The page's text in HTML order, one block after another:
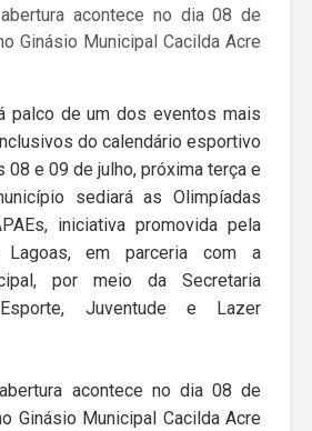
acontece no dia 08 de
Ginásio Municipal Cacilda Acre
palco de um dos eventos mais
do calendário esportivo
08 e 09 de julho, próxima terça e
sediará as Olimpíadas
iniciativa promovida pela
em parceria com a
por meio da Secretaria
Juventude e Lazer
acontece no dia 08 de
Ginásio Municipal Cacilda Acre